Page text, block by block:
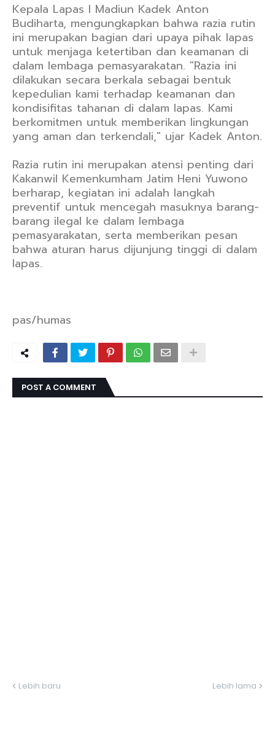
Kepala Lapas I Madiun Kadek Anton
Budiharta, mengungkapkan bahwa razia rutin
ini merupakan bagian dari upaya pihak lapas
untuk menjaga ketertiban dan keamanan di
dalam lembaga pemasyarakatan. "Razia ini
dilakukan secara berkala sebagai bentuk
kepedulian kami terhadap keamanan dan
kondisifitas tahanan di dalam lapas. Kami
berkomitmen untuk memberikan lingkungan
yang aman dan terkendali," ujar Kadek Anton.
Razia rutin ini merupakan atensi penting dari
Kakanwil Kemenkumham Jatim Heni Yuwono
berharap, kegiatan ini adalah langkah
preventif untuk mencegah masuknya barang-
barang ilegal ke dalam lembaga
pemasyarakatan, serta memberikan pesan
bahwa aturan harus dijunjung tinggi di dalam
lapas.
pas/humas
POST A COMMENT
Lebih baru Lebih lama